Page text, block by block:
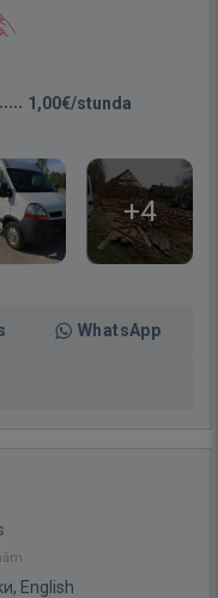
1,00€/stunda
+4
WhatsApp
English